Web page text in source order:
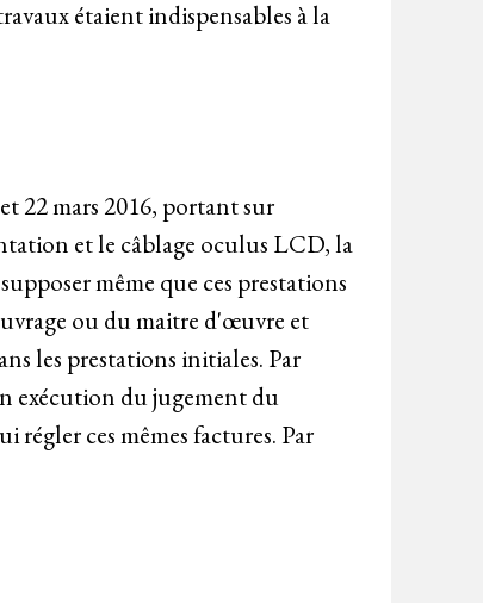
étaient indispensables à la
22 mars 2016, portant sur
et le câblage oculus LCD, la
même que ces prestations
ou du maitre d'œuvre et
les prestations initiales. Par
exécution du jugement du
ces mêmes factures. Par